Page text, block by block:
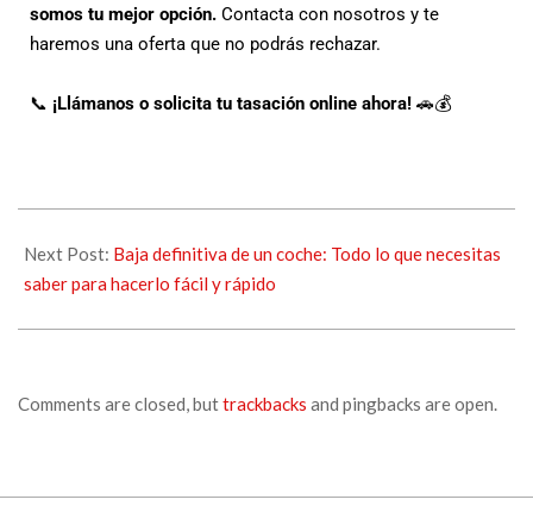
somos tu mejor opción. Contacta con nosotros y te
haremos una oferta que no podrás rechazar.
📞 ¡Llámanos o solicita tu tasación online ahora! 🚗💰
Next Post: Baja definitiva de un coche: Todo lo que necesitas
saber para hacerlo fácil y rápido
Comments are closed, buttrackbacks and pingbacks are open.